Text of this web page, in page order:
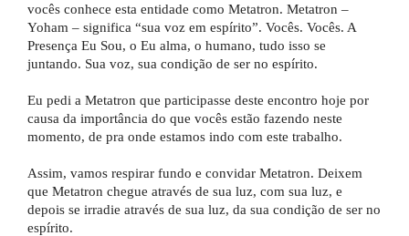
vocês conhece esta entidade como Metatron. Metatron –
Yoham – significa “sua voz em espírito”. Vocês. Vocês. A
Presença Eu Sou, o Eu alma, o humano, tudo isso se
juntando. Sua voz, sua condição de ser no espírito.
Eu pedi a Metatron que participasse deste encontro hoje por
causa da importância do que vocês estão fazendo neste
momento, de pra onde estamos indo com este trabalho.
Assim, vamos respirar fundo e convidar Metatron. Deixem
que Metatron chegue através de sua luz, com sua luz, e
depois se irradie através de sua luz, da sua condição de ser no
espírito.